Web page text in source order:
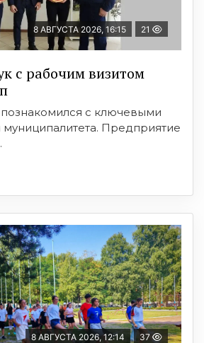
8 АВГУСТА 2026, 16:15 21
с рабочим визитом
познакомился с ключевыми
Предприятие
8 АВГУСТА 2026, 12:14 37